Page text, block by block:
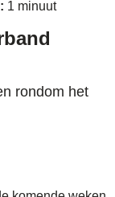
1 minuut
rondom het